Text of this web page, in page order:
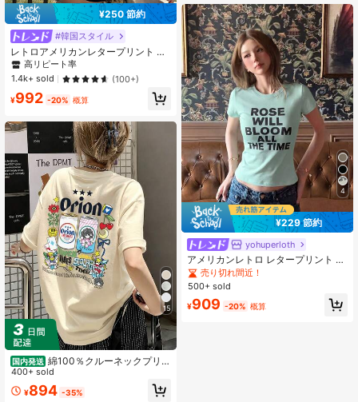
¥250 節約
#韓国スタイル
レトロアメリカンレタープリント 半
袖Tシャツ、スリムフィット カジュ
アル ルーズ レディーストップス 夏
高リピート率
1.4k+ sold
(100+)
¥992 -20% 概算
15
国内発送 綿100％クルーネックプリン
ト半袖Tシャツ、女性用新作夏服、ス
タイリッシュなゆったりカジュアル
トップス
400+ sold
¥894 -35%
ジ、カレッジ、クラシック、ファッ
ション、若々しい、ストリートスタ
イルを演出。滑らかで快適な生地、
秋に最適な選択。
4
¥229 節約
yohuperloth
アメリカンレトロ レタープリント 半
袖Tシャツ レディース デザイン ニッ
チ スリムフィット トップス カジュ
アル 夏
売り切れ間近！
500+ sold
¥909 -20% 概算